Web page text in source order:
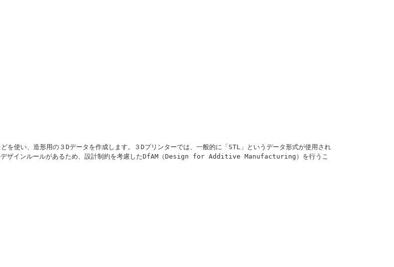
を使い、造形用の３Dデータを作成します。３Dプリンターでは、一般的に「STL」というデータ形式が使用され
のデザインルールがあるため、設計制約を考慮したDfAM（Design for Additive Manufacturing）を行うこ